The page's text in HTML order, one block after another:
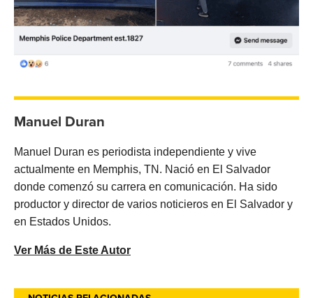
Manuel Duran
Manuel Duran es periodista independiente y vive
actualmente en Memphis, TN. Nació en El Salvador
donde comenzó su carrera en comunicación. Ha sido
productor y director de varios noticieros en El Salvador y
en Estados Unidos.
Ver Más de Este Autor